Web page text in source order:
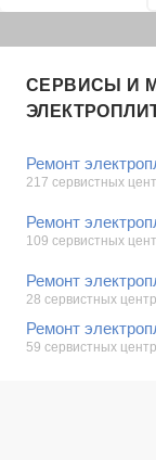
СЕРВИСЫ И
Ремонт
217 сервистных
Ремонт
109 сервистных
Ремонт
28 сервистных
Ремонт
59 сервистных